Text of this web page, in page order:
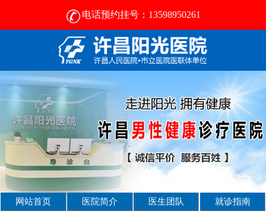
电话预约挂号：13598950261
许昌男科病医院那好- [2025新资讯] -许昌男科医院
网站首页 医院简介 医生团队 就诊指南